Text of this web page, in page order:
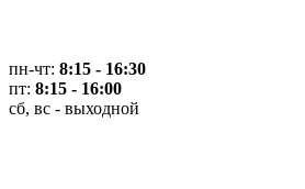
пн-чт: 8:15 - 16:30
пт: 8:15 - 16:00
сб, вс - выходной